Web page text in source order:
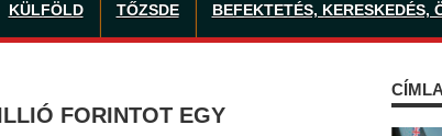
KÜLFÖLD TŐZSDE BEFEKTETÉS, KERESKEDÉS,
FORINTOT EGY